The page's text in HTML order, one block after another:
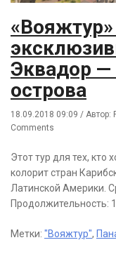
Эквадор —
острова
18.09.2018 09:09 / Автор:
Comments
Этот тур для тех, кто
колорит стран
Латинской Америки.
Продолжительность:
Метки: "Вояжтур",